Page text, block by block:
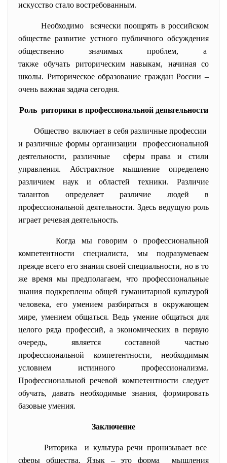
искусство стало востребованным.
Необходимо всячески поощрять в российском
обществе развитие устного публичного обсуждения
общественно значимых проблем, а
также обучать риторическим навыкам, начиная со
школы. Риторическое образование граждан России –
очень важная задача сегодня.
Роль риторики в профессиональной деяьтельности
Общество включает в себя различные профессии
и различные формы организации профессиональной
деятельности, различные сферы права и стили
управления. Абстрактное мышление определено
различием наук и областей техники. Различие
талантов определяет различие людей в
профессиональной деятельности. Здесь ведущую роль
играет речевая деятельность.
Когда мы говорим о профессиональной
компетентности специалиста, мы подразумеваем
прежде всего его знания своей специальности, но в то
же время мы предполагаем, что профессиональные
знания подкреплены общей гуманитарной культурой
человека, его умением разбираться в окружающем
мире, умением общаться. Ведь умение общаться для
целого ряда профессий, а экономических в первую
очередь, является составной частью
профессиональной компетентности, необходимым
условием истинного профессионализма.
Профессиональной речевой компетентности следует
обучать, давать необходимые знания, формировать
базовые умения.
Заключение
Риторика и культура речи пронизывает все
сферы общества. Язык – это форма мышления